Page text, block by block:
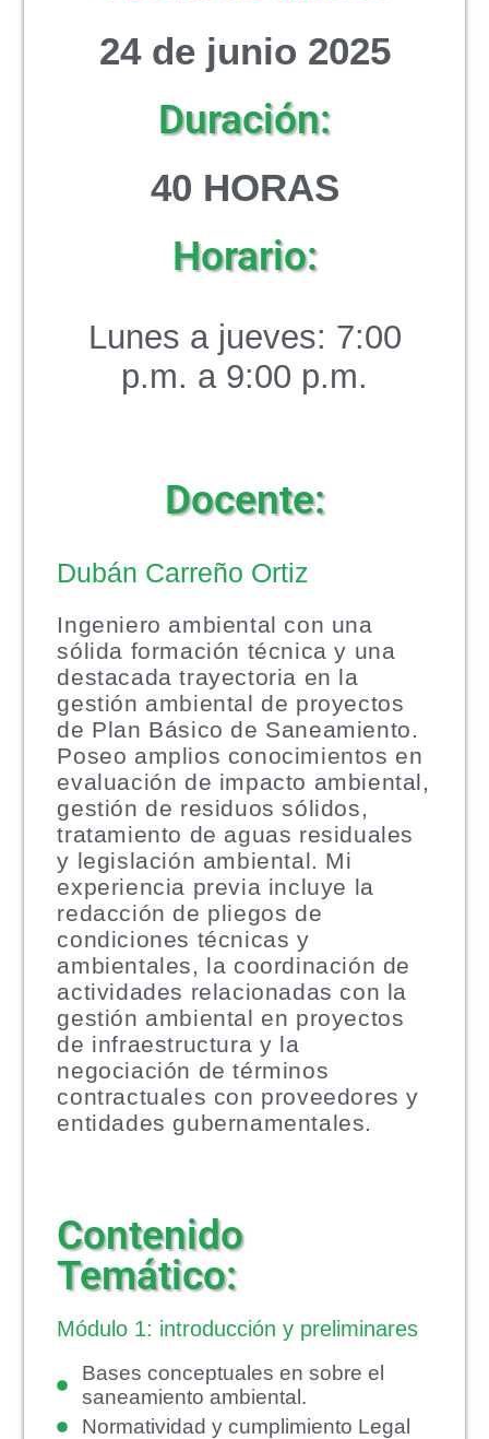
24 de junio 2025
Duración:
40 HORAS
Horario:
Lunes a jueves: 7:00
p.m. a 9:00 p.m.
Docente:
Dubán Carreño Ortiz
Ingeniero ambiental con una
sólida formación técnica y una
destacada trayectoria en la
gestión ambiental de proyectos
de Plan Básico de Saneamiento.
Poseo amplios conocimientos en
evaluación de impacto ambiental,
gestión de residuos sólidos,
tratamiento de aguas residuales
y legislación ambiental. Mi
experiencia previa incluye la
redacción de pliegos de
condiciones técnicas y
ambientales, la coordinación de
actividades relacionadas con la
gestión ambiental en proyectos
de infraestructura y la
negociación de términos
contractuales con proveedores y
entidades gubernamentales.
Contenido
Temático:
Módulo 1: introducción y preliminares
Bases conceptuales en sobre el
saneamiento ambiental.
Normatividad y cumplimiento Legal